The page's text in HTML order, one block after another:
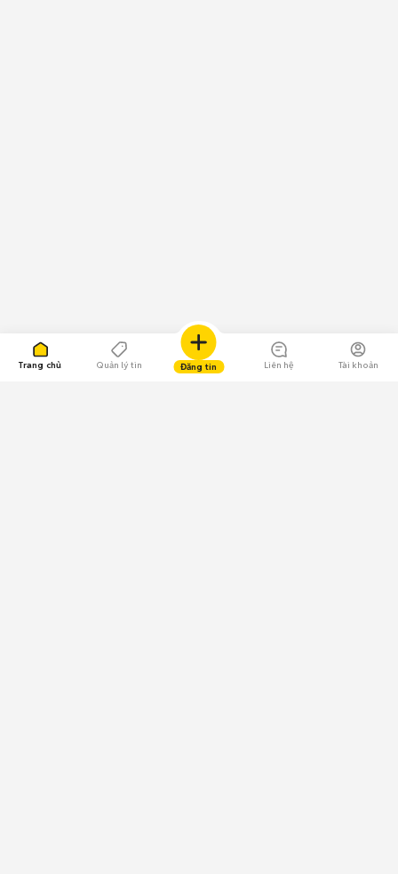
Trang chủ Quản lý tin Đăng tin Liên hệ Tài khoản